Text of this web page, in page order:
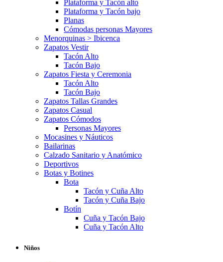
Plataforma y Tacón alto
Plataforma y Tacón bajo
Planas
Cómodas personas Mayores
Menorquinas > Ibicenca
Zapatos Vestir
Tacón Alto
Tacón Bajo
Zapatos Fiesta y Ceremonia
Tacón Alto
Tacón Bajo
Zapatos Tallas Grandes
Zapatos Casual
Zapatos Cómodos
Personas Mayores
Mocasines y Náuticos
Bailarinas
Calzado Sanitario y Anatómico
Deportivos
Botas y Botines
Bota
Tacón y Cuña Alto
Tacón y Cuña Bajo
Botín
Cuña y Tacón Bajo
Cuña y Tacón Alto
Niños